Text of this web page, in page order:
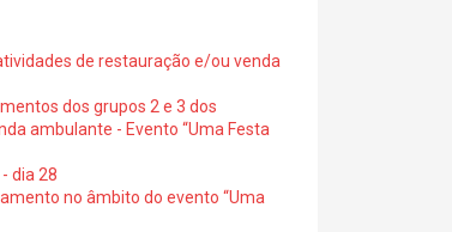
de restauração e/ou venda
dos grupos 2 e 3 dos
ambulante - Evento “Uma Festa
dia 28
no âmbito do evento “Uma